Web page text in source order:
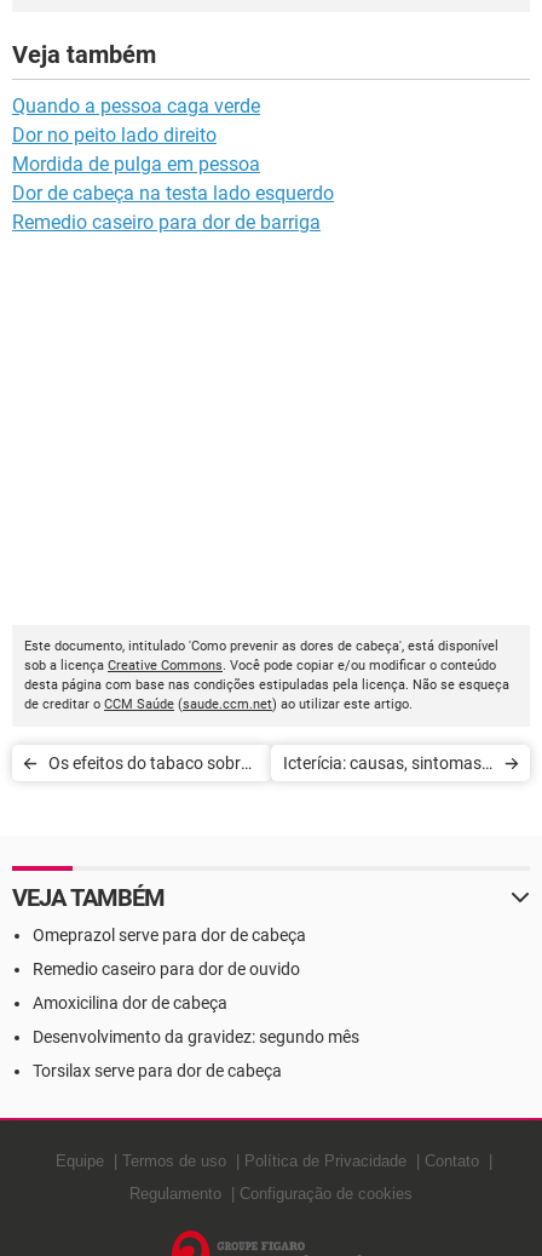
Veja também
Quando a pessoa caga verde
Dor no peito lado direito
Mordida de pulga em pessoa
Dor de cabeça na testa lado esquerdo
Remedio caseiro para dor de barriga
Este documento, intitulado 'Como prevenir as dores de cabeça', está disponível
sob a licença Creative Commons. Você pode copiar e/ou modificar o conteúdo
desta página com base nas condições estipuladas pela licença. Não se esqueça
de creditar o CCM Saúde (saude.ccm.net) ao utilizar este artigo.
Os efeitos do tabaco sobre
Icterícia: causas, sintomas e
VEJA TAMBÉM
Omeprazol serve para dor de cabeça
Remedio caseiro para dor de ouvido
Amoxicilina dor de cabeça
Desenvolvimento da gravidez: segundo mês
Torsilax serve para dor de cabeça
Equipe Termos de uso Política de Privacidade
Contato
Regulamento
Configuração de cookies